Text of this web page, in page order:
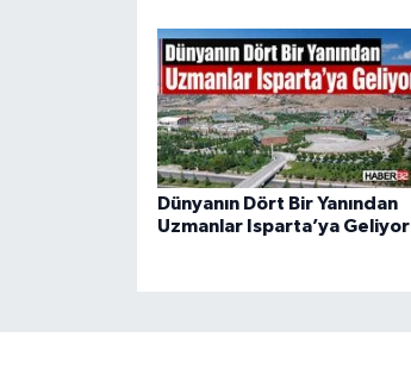
Dünyanın Dört Bir Yanından
Uzmanlar Isparta’ya Geliyor